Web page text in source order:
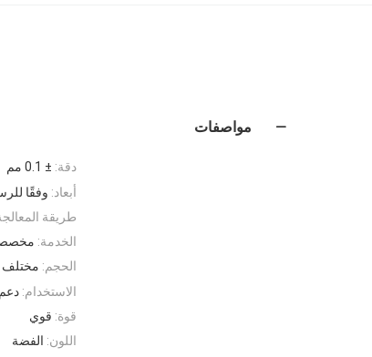
مواصفات
دقة: ± 0.1 مم
أبعاد: وفقًا
طريقة
الخدمة:
الحجم: مختلف
الاستخدام:
قوة: قوي
اللون: الفضة